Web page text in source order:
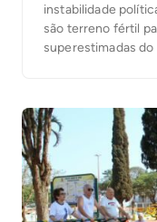
instabilidade
são terreno fértil
superestimadas
reparos a serem
cumprir o […]